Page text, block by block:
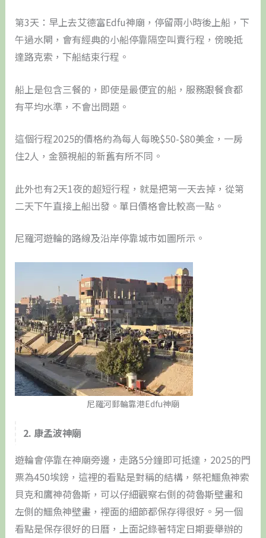
第3天：早上去艾德富Edfu神廟，停留兩小時後上船，下
午過水閘，會有經典的小船停靠隔空叫賣行程，傍晚抵
達路克索，下船結束行程。
船上是包含三餐的，即使是最便宜的船，服務跟餐食都
有平均水準，不會出問題。
這個行程2025的價格約為每人每晚$50-$80美金，一房
住2人，金額視船的新舊有所不同。
此外也有2天1夜的超短行程，就是把第一天去掉，從第
二天下午直接上船出發。單日價格會比較高一點。
尼羅河遊輪的路線及沿岸停靠城市如圖所示。
尼羅河郵輪靠港Edfu神廟
2. 康孟波神廟
遊輪會停靠在神廟旁邊，走路5分鐘即可抵達，2025的門
票為450埃鎊，這裡的看點是對稱的結構，祭祀鱷魚神索
貝克和鷹神荷魯斯，可以仔細觀察右側的荷魯斯壁畫和
左側的鱷魚神壁畫，裡面的細節都保存得很好。另一個
看點是保存很好的日曆，上面記錄著特定日期要舉辦的